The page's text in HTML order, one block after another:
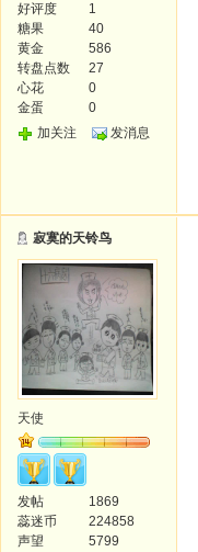
好评度
1
糖果
40
黄金
586
转盘点数
27
心花
0
金蛋
0
加关注
发消息
寂寞的天铃鸟
天使
发帖
1869
蕊迷币
224858
声望
5799